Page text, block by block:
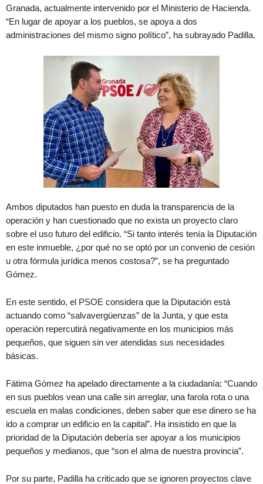
Granada, actualmente intervenido por el Ministerio de Hacienda.
“En lugar de apoyar a los pueblos, se apoya a dos
administraciones del mismo signo político”, ha subrayado Padilla.
Ambos diputados han puesto en duda la transparencia de la
operación y han cuestionado que no exista un proyecto claro
sobre el uso futuro del edificio. “Si tanto interés tenía la Diputación
en este inmueble, ¿por qué no se optó por un convenio de cesión
u otra fórmula jurídica menos costosa?”, se ha preguntado
Gómez.
En este sentido, el PSOE considera que la Diputación está
actuando como “salvavergüenzas” de la Junta, y que esta
operación repercutirá negativamente en los municipios más
pequeños, que siguen sin ver atendidas sus necesidades
básicas.
Fátima Gómez ha apelado directamente a la ciudadanía: “Cuando
en sus pueblos vean una calle sin arreglar, una farola rota o una
escuela en malas condiciones, deben saber que ese dinero se ha
ido a comprar un edificio en la capital”. Ha insistido en que la
prioridad de la Diputación debería ser apoyar a los municipios
pequeños y medianos, que “son el alma de nuestra provincia”.
Por su parte, Padilla ha criticado que se ignoren proyectos clave